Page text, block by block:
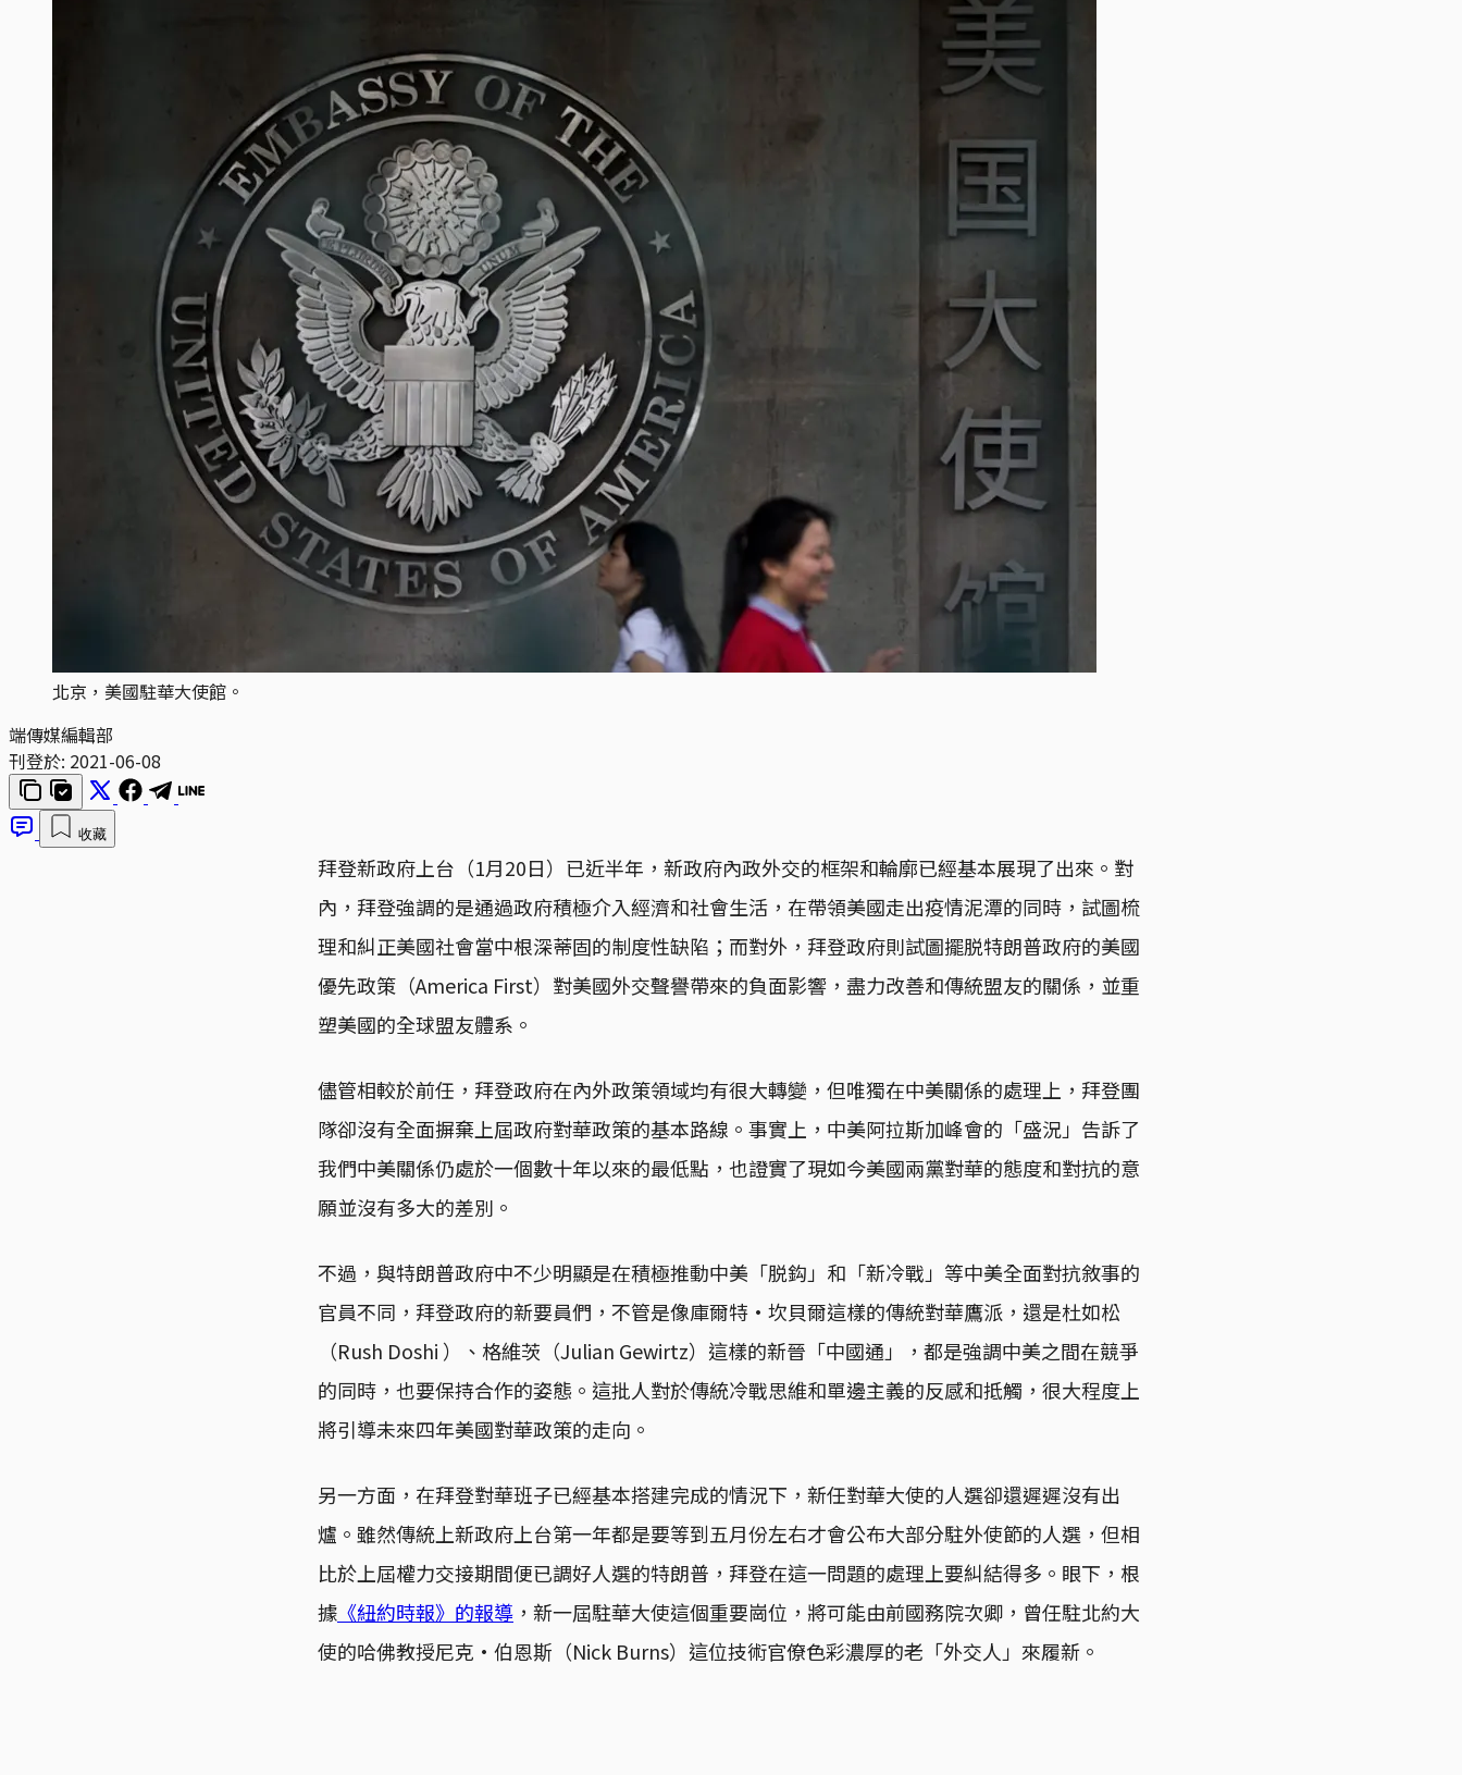
北京，美國駐華大使館。
端傳媒編輯部
刊登於: 2021-06-08
收藏
拜登新政府上台（1月20日）已近半年，新政府內政外交的框架和輪廓已經基本展現了出來。對
內，拜登強調的是通過政府積極介入經濟和社會生活，在帶領美國走出疫情泥潭的同時，試圖梳
理和糾正美國社會當中根深蒂固的制度性缺陷；而對外，拜登政府則試圖擺脱特朗普政府的美國
優先政策（America First）對美國外交聲譽帶來的負面影響，盡力改善和傳統盟友的關係，並重
塑美國的全球盟友體系。
儘管相較於前任，拜登政府在內外政策領域均有很大轉變，但唯獨在中美關係的處理上，拜登團
隊卻沒有全面摒棄上屆政府對華政策的基本路線。事實上，中美阿拉斯加峰會的「盛況」告訴了
我們中美關係仍處於一個數十年以來的最低點，也證實了現如今美國兩黨對華的態度和對抗的意
願並沒有多大的差別。
不過，與特朗普政府中不少明顯是在積極推動中美「脱鈎」和「新冷戰」等中美全面對抗敘事的
官員不同，拜登政府的新要員們，不管是像庫爾特·坎貝爾這樣的傳統對華鷹派，還是杜如松
（Rush Doshi ）、格維茨（Julian Gewirtz）這樣的新晉「中國通」，都是強調中美之間在競爭
的同時，也要保持合作的姿態。這批人對於傳統冷戰思維和單邊主義的反感和抵觸，很大程度上
將引導未來四年美國對華政策的走向。
另一方面，在拜登對華班子已經基本搭建完成的情況下，新任對華大使的人選卻還遲遲沒有出
爐。雖然傳統上新政府上台第一年都是要等到五月份左右才會公布大部分駐外使節的人選，但相
比於上屆權力交接期間便已調好人選的特朗普，拜登在這一問題的處理上要糾結得多。眼下，根
據 《紐約時報》的報導 ，新一屆駐華大使這個重要崗位，將可能由前國務院次卿，曾任駐北約大
使的哈佛教授尼克·伯恩斯（Nick Burns）這位技術官僚色彩濃厚的老「外交人」來履新。